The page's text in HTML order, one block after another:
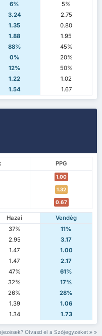
6%
5%
3.24
2.75
1.35
0.80
1.88
1.95
88%
45%
0%
20%
12%
50%
1.22
1.02
1.54 1.67
PPG
1.00
1.32
0.67
Hazai
Vendég
37%
11%
2.95
3.17
1.47
1.00
1.47
2.17
47%
61%
32%
17%
26%
28%
1.39
1.06
1.34 1.73
Olvasd el a Szójegyzéket